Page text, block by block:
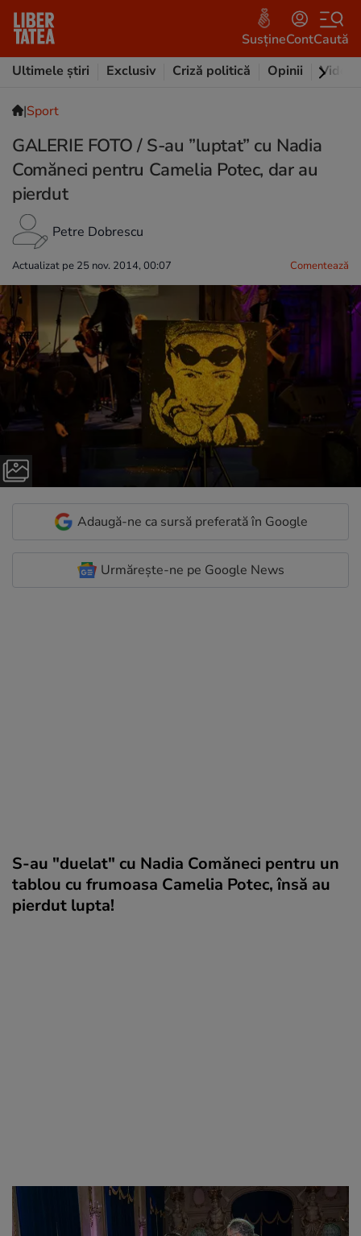
SusțineContCaută
Ultimele știri
Exclusiv Criză politică Opinii Video
|Sport
GALERIE FOTO / S-au ”luptat” cu Nadia
Comăneci pentru Camelia Potec, dar au
pierdut
Petre Dobrescu
Actualizat pe 25 nov. 2014, 00:07 Comentează
Adaugă-ne ca sursă preferată în Google
Urmărește-ne pe Google News
S-au "duelat" cu Nadia Comăneci pentru un
tablou cu frumoasa Camelia Potec, însă au
pierdut lupta!